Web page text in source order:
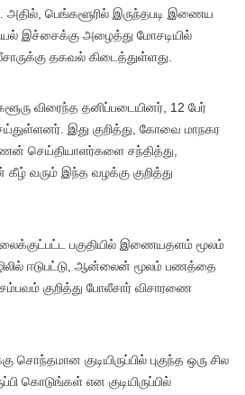
பெங்களூரில் இருந்தபடி இணைய
இச்சைக்கு அழைத்து மோசடியில்
தகவல் கிடைத்துள்ளது.
விரைந்த தனிப்படையினர், 12 பேர்
இது குறித்து, கோவை மாநகர
செய்தியாளர்களை சந்தித்து,
வரும் இந்த வழக்கு குறித்து
பகுதியில் இணையதளம் மூலம்
ஈடுபட்டு, ஆன்லைன் மூலம் பணத்தை
குறித்து போலீசார் விசாரணை
சொந்தமான குடியிருப்பில் புகுந்த ஒரு சில
கொடுங்கள் என குடியிருப்பில்